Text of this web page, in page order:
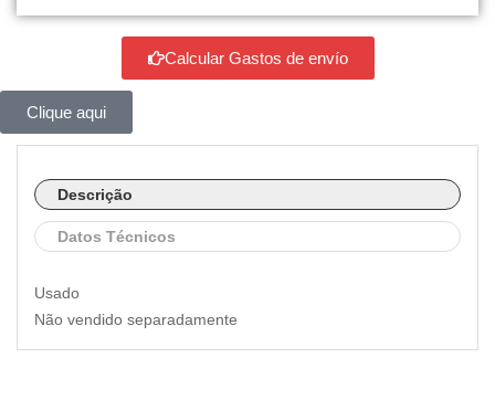
Calcular Gastos de envío
Clique aqui
Descrição
Datos Técnicos
Usado
Não vendido separadamente